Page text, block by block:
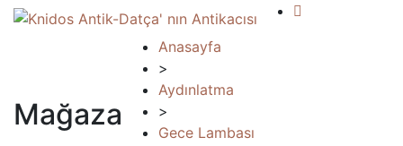
Mağaza
Anasayfa
>
Aydınlatma
>
Gece Lambası